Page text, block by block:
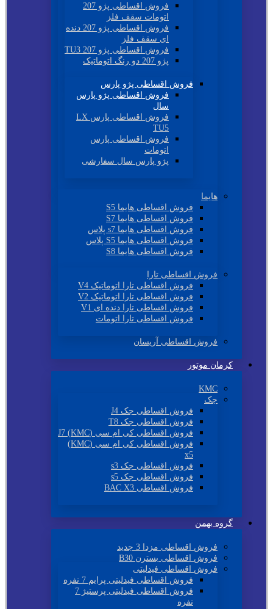
فروش اقساطی پژو 207
اتومات سقف فلز
فروش اقساطی پژو 207 دنده
ای سقف فلز
فروش اقساطی پژو 207 TU3
پژو 207 دو رنگ اتوماتیک
فروش اقساطی پژو پارس
فروش اقساطی پژو پارس
سال
فروش اقساطی پارس LX
TU5
فروش اقساطی پارس
اتومات
پژو پارس سال سفارشی
هایما
فروش اقساطی هایما S5
فروش اقساطی هایما S7
فروش اقساطی هایما s7 پلاس
فروش اقساطی هایما S5 پلاس
فروش اقساطی هایما S8
فروش اقساطی تارا
فروش اقساطی تارا اتوماتیک V4
فروش اقساطی تارا اتوماتیک V2
فروش اقساطی تارا دنده ای V1
فروش اقساطی تارا اتومات
فروش اقساطی آریسان
کرمان موتور
KMC
جک
فروش اقساطی جک J4
فروش اقساطی جک T8
فروش اقساطی کی ام سی (KMC) J7
فروش اقساطی کی ام سی (KMC)
x5
فروش اقساطی جک s3
فروش اقساطی جک s5
فروش اقساطی BAC X3
گروه بهمن
فروش اقساطی مزدا 3 جدید
فروش اقساطی بسترن B30
فروش اقساطی فیدلیتی
فروش اقساطی فیدلیتی پرایم 7 نفره
فروش اقساطی فیدلیتی پرستیژ 7
نفره